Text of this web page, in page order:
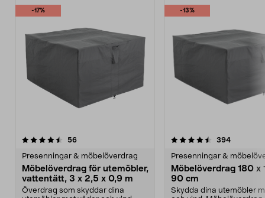
-17%
56recensioner
Presenningar & möbelöverdrag
Möbelöverdrag för utemöbler,
vattentätt, 3 x 2,5 x 0,9 m
Överdrag som skyddar dina
-13%
4.5 av 5 stjärnor 394
Presenningar &
Möbelöverdrag 180 x
90 cm
Skydda dina utemöbler
4.5 av 5 stjärnor